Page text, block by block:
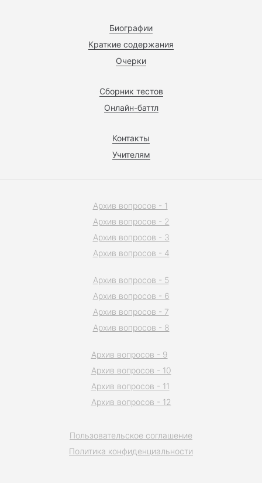
Биографии
Краткие содержания
Очерки
Сборник тестов
Онлайн-баттл
Контакты
Учителям
Пользовательское соглашение
Политика конфиденциальности
Архив вопросов - 1
Архив вопросов - 2
Архив вопросов - 3
Архив вопросов - 4
Архив вопросов - 5
Архив вопросов - 6
Архив вопросов - 7
Архив вопросов - 8
Архив вопросов - 9
Архив вопросов - 10
Архив вопросов - 11
Архив вопросов - 12